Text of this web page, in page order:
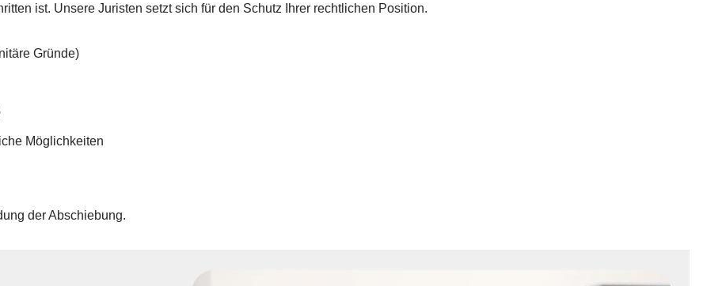
ist. Unsere Juristen setzt sich für den Schutz Ihrer rechtlichen Position.
Gründe)
Möglichkeiten
der Abschiebung.